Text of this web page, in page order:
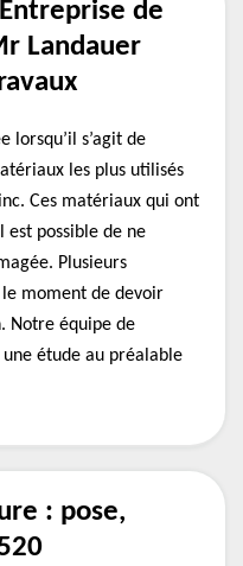
de
Landauer
lorsqu’il s’agit de
les plus utilisés
Ces matériaux qui ont
est possible de ne
Plusieurs
le moment de devoir
Notre équipe de
étude au préalable
: pose,